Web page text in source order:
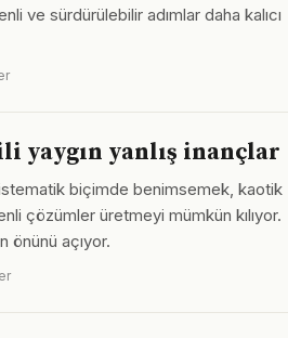
ve sürdürülebilir adımlar daha kalıcı
yaygın yanlış inançlar
biçimde benimsemek, kaotik
çözümler üretmeyi mümkün kılıyor.
önünü açıyor.